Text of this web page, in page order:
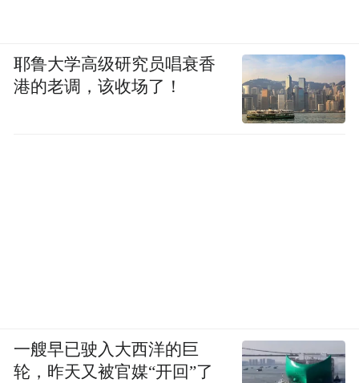
耶鲁大学高级研究员唱衰香
港的老调，该收场了！
一艘早已驶入大西洋的巨
轮，昨天又被官媒“开回”了